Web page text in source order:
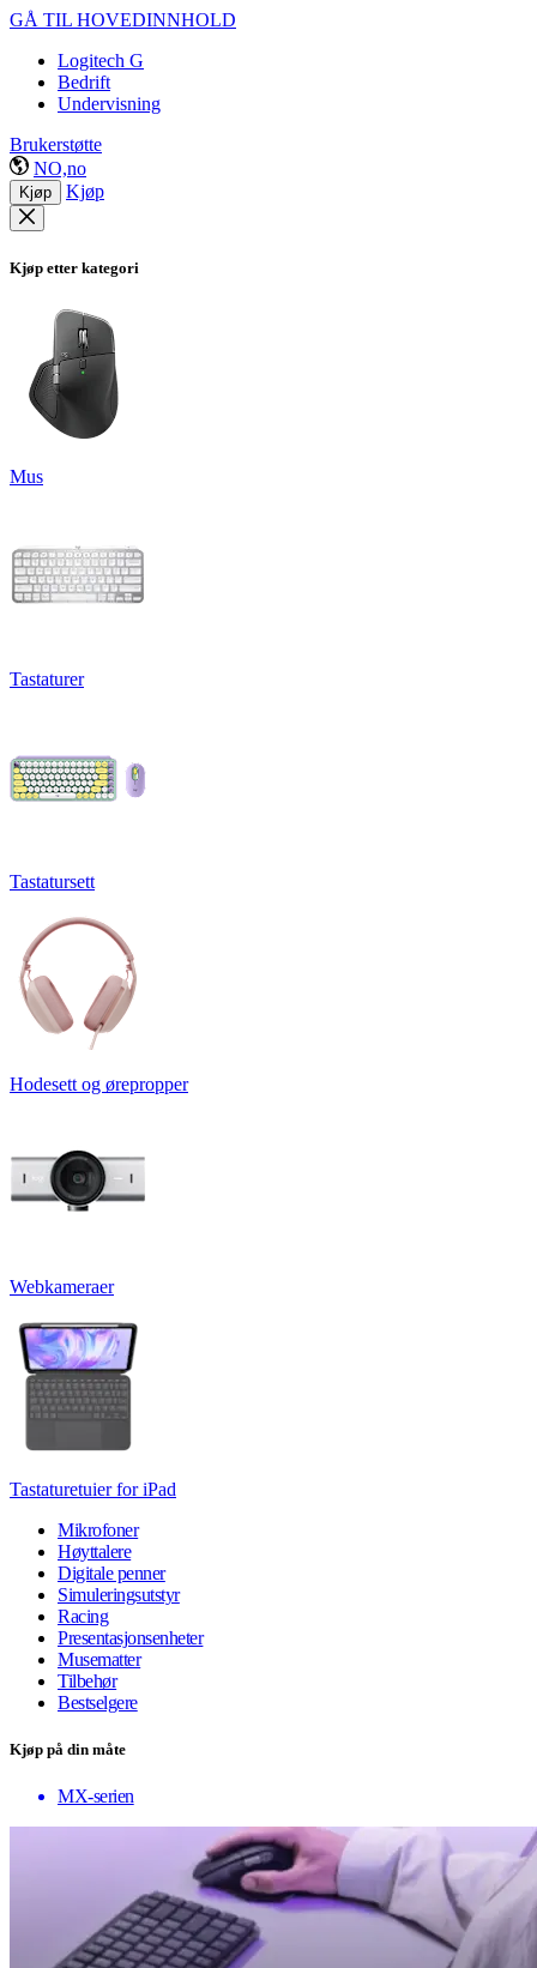
GÅ TIL HOVEDINNHOLD
Logitech G
Bedrift
Undervisning
Brukerstøtte
NO,no
Kjøp Kjøp
Kjøp etter kategori
Mus
Tastaturer
Tastatursett
Hodesett og ørepropper
Webkameraer
Tastaturetuier for iPad
Mikrofoner
Høyttalere
Digitale penner
Simuleringsutstyr
Racing
Presentasjonsenheter
Musematter
Tilbehør
Bestselgere
Kjøp på din måte
MX-serien